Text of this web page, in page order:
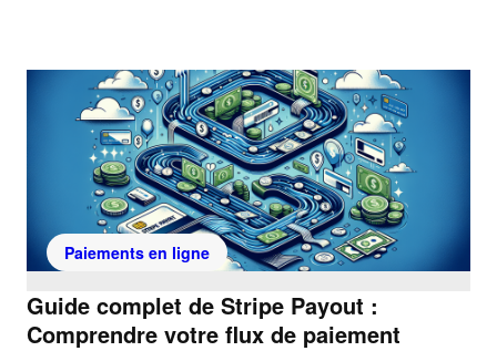
Paiements en ligne
Guide complet de Stripe Payout :
Comprendre votre flux de paiement